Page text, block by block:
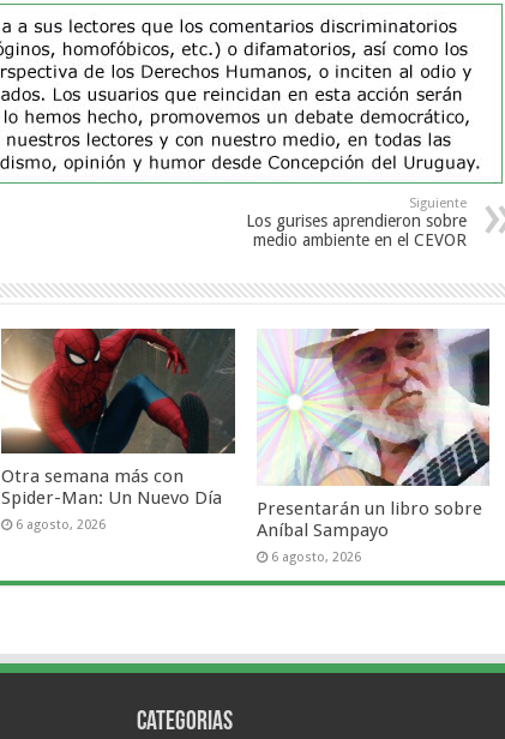
Siguiente
Los gurises aprendieron sobre
medio ambiente en el CEVOR
Otra semana más con
Spider-Man: Un Nuevo Día
6 agosto, 2026
Presentarán un libro sobre
Aníbal Sampayo
6 agosto, 2026
Categorias